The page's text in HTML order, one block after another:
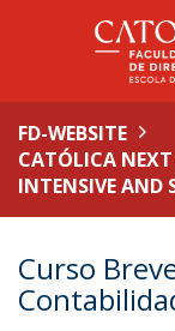
FD-WEBSITE
CATÓLICA
INTENSIVE AND
Curso